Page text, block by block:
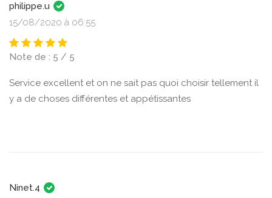
philippe.u
15/08/2020 à 06:55
Note de : 5 / 5
Service excellent et on ne sait pas quoi choisir tellement il
y a de choses différentes et appétissantes
Ninet.4